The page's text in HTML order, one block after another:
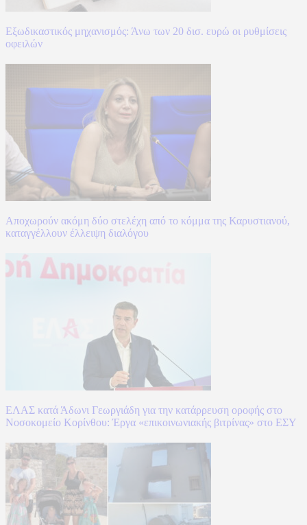
Εξωδικαστικός μηχανισμός: Άνω των 20 δισ. ευρώ οι ρυθμίσεις
οφειλών
Αποχωρούν ακόμη δύο στελέχη από το κόμμα της Καρυστιανού,
καταγγέλλουν έλλειψη διαλόγου
ΕΛΑΣ κατά Άδωνι Γεωργιάδη για την κατάρρευση οροφής στο
Νοσοκομείο Κορίνθου: Έργα «επικοινωνιακής βιτρίνας» στο ΕΣΥ